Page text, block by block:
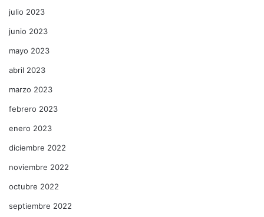
julio 2023
junio 2023
mayo 2023
abril 2023
marzo 2023
febrero 2023
enero 2023
diciembre 2022
noviembre 2022
octubre 2022
septiembre 2022